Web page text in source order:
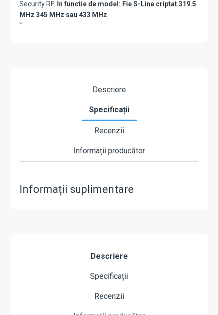
Security RF: In functie de model: Fie S-Line criptat 319.5
MHz 345 MHz sau 433 MHz
"
Descriere
Specificații
Recenzii
Informații producător
Informații suplimentare
Descriere
Specificații
Recenzii